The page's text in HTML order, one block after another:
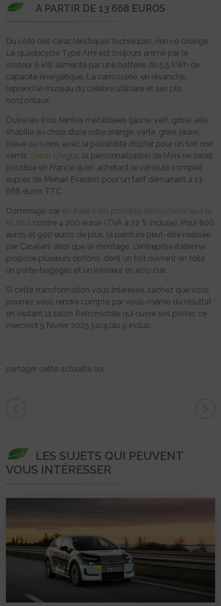
A PARTIR DE 13 668 EUROS
Du côté des caractéristiques techniques, rien ne change.
Le quadricycle Type Ami est toujours animé par le
moteur 6 kW alimenté par une batterie de 5,5 kWh de
capacité énergétique. La carrosserie, en revanche,
reprend le museau du célèbre utilitaire et ses plis
horizontaux.
Outre les trois teintes métallisées (jaune, vert, grise), elle
s’habille au choix d’une robe orange, verte, grise, jaune,
bleue ou ivoire, avec la possibilité d’opter pour un toit noir
vernis. Selon L’Argus, la personnalisation de l’Ami ne serait
possible en France qu’en achetant le véhicule complet
auprès de Mehari Evasion, pour un tarif démarrant à 13
668 euros TTC.
Dommage, car en Italie il est possible de n’acheter que le
kit brut contre 4 200 euros (TVA à 22 % incluse). Pour 800
euros et 900 euros de plus, la peinture peut-être réalisée
par Caselani, ainsi que le montage. L’entreprise italienne
propose plusieurs options, dont un toit ouvrant en toile,
un porte-bagages et un intérieur en éco-cuir.
Si cette transformation vous intéresse, sachez que vous
pourrez vous rendre compte par vous-même du résultat
en visitant la salon Rétromobile qui ouvre ses portes ce
mercredi 5 février 2025 jusqu’au 9 inclus.
partager cette actualité sur :
LES SUJETS QUI PEUVENT
VOUS INTÉRESSER